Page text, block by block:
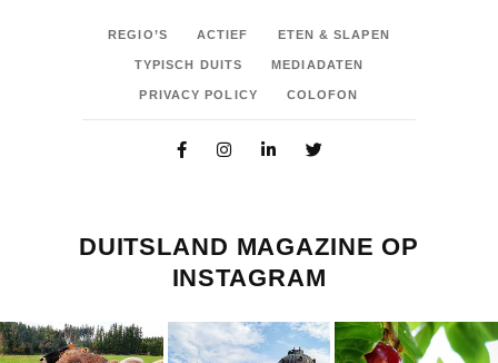
REGIO’S ACTIEF ETEN & SLAPEN
TYPISCH DUITS MEDIADATEN
PRIVACY POLICY COLOFON
DUITSLAND MAGAZINE OP
INSTAGRAM